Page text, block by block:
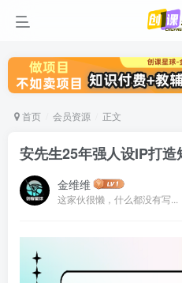
首页 会员资源 正文
安先生25年强人设IP打造
金维维
这家伙很懒，什么都没有写...